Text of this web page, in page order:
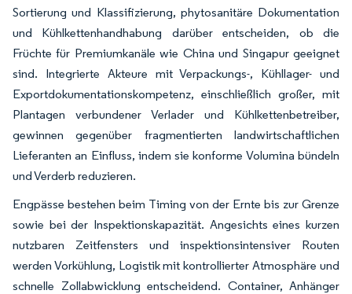
Sortierung und Klassifizierung, phytosanitäre Dokumentation
und Kühlkettenhandhabung darüber entscheiden, ob die
Früchte für Premiumkanäle wie China und Singapur geeignet
sind. Integrierte Akteure mit Verpackungs-, Kühllager- und
Exportdokumentationskompetenz, einschließlich großer, mit
Plantagen verbundener Verlader und Kühlkettenbetreiber,
gewinnen gegenüber fragmentierten landwirtschaftlichen
Lieferanten an Einfluss, indem sie konforme Volumina bündeln
und Verderb reduzieren.
Engpässe bestehen beim Timing von der Ernte bis zur Grenze
sowie bei der Inspektionskapazität. Angesichts eines kurzen
nutzbaren Zeitfensters und inspektionsintensiver Routen
werden Vorkühlung, Logistik mit kontrollierter Atmosphäre und
schnelle Zollabwicklung entscheidend. Container, Anhänger